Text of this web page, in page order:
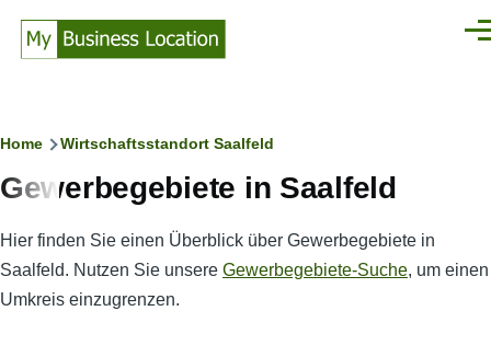
Pfadnavigation
Home Wirtschaftsstandort Saalfeld
Gewerbegebiete in Saalfeld
Hier finden Sie einen Überblick über Gewerbegebiete in
Saalfeld. Nutzen Sie unsere Gewerbegebiete-Suche, um einen
Umkreis einzugrenzen.